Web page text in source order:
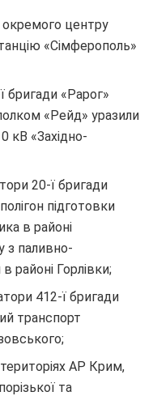
центру
«Сімферополь»
«Рарог»
«Рейд» уразили
кВ «Західно-
20-ї бригади
підготовки
в районі
з паливно-
районі Горлівки;
412-ї бригади
транспорт
АР Крим,
та